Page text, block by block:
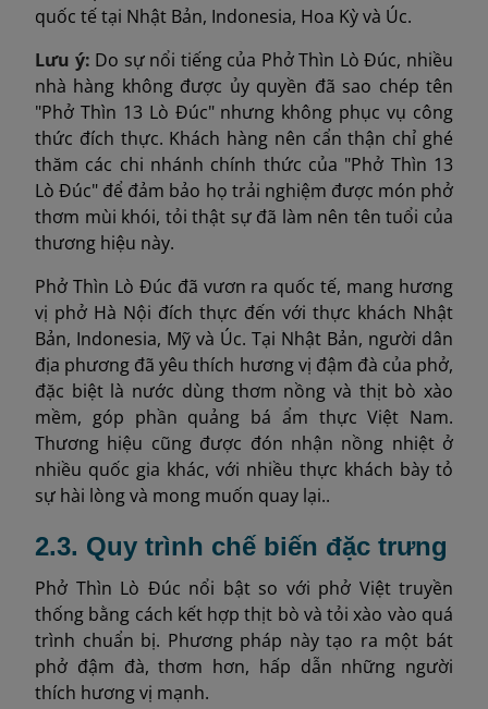
quốc tế tại Nhật Bản, Indonesia, Hoa Kỳ và Úc.
Lưu ý: Do sự nổi tiếng của Phở Thìn Lò Đúc, nhiều
nhà hàng không được ủy quyền đã sao chép tên
"Phở Thìn 13 Lò Đúc" nhưng không phục vụ công
thức đích thực. Khách hàng nên cẩn thận chỉ ghé
thăm các chi nhánh chính thức của "Phở Thìn 13
Lò Đúc" để đảm bảo họ trải nghiệm được món phở
thơm mùi khói, tỏi thật sự đã làm nên tên tuổi của
thương hiệu này.
Phở Thìn Lò Đúc đã vươn ra quốc tế, mang hương
vị phở Hà Nội đích thực đến với thực khách Nhật
Bản, Indonesia, Mỹ và Úc. Tại Nhật Bản, người dân
địa phương đã yêu thích hương vị đậm đà của phở,
đặc biệt là nước dùng thơm nồng và thịt bò xào
mềm, góp phần quảng bá ẩm thực Việt Nam.
Thương hiệu cũng được đón nhận nồng nhiệt ở
nhiều quốc gia khác, với nhiều thực khách bày tỏ
sự hài lòng và mong muốn quay lại..
2.3. Quy trình chế biến đặc trưng
Phở Thìn Lò Đúc nổi bật so với phở Việt truyền
thống bằng cách kết hợp thịt bò và tỏi xào vào quá
trình chuẩn bị. Phương pháp này tạo ra một bát
phở đậm đà, thơm hơn, hấp dẫn những người
thích hương vị mạnh.